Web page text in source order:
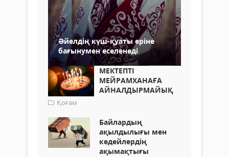
Әйелдің күш-қуаты еріне
бағынумен еселенеді
МЕКТЕПТІ
МЕЙРАМХАНАҒА
АЙНАЛДЫРМАЙЫҚ
Қоғам
Байлардың
ақылдылығы мен
кедейлердің
ақымақтығы